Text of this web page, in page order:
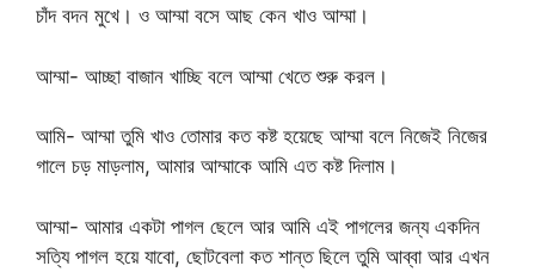
চাঁদ বদন মুখে। ও আম্মা বসে আছ কেন খাও আম্মা।
আম্মা- আচ্ছা বাজান খাচ্ছি বলে আম্মা খেতে শুরু করল।
আমি- আম্মা তুমি খাও তোমার কত কষ্ট হয়েছে আম্মা বলে নিজেই নিজের
গালে চড় মাড়লাম, আমার আম্মাকে আমি এত কষ্ট দিলাম।
আম্মা- আমার একটা পাগল ছেলে আর আমি এই পাগলের জন্য একদিন
সত্যি পাগল হয়ে যাবো, ছোটবেলা কত শান্ত ছিলে তুমি আব্বা আর এখন